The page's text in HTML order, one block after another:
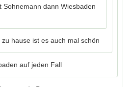
Sohnemann dann Wiesbaden
hause ist es auch mal schön
auf jeden Fall